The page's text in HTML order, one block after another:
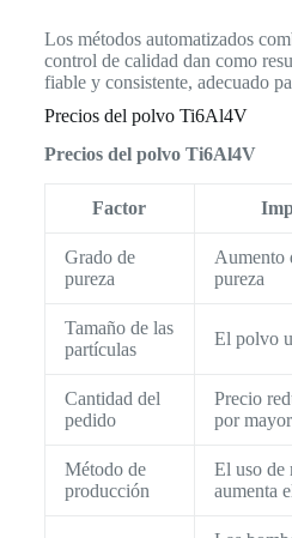
Los métodos automatizados
control de calidad dan como
fiable y consistente, adecuado
Precios del polvo Ti6Al4V
Precios del polvo Ti6Al4V
Factor
Grado de
pureza
Aumento
pureza
Tamaño de las
partículas
El polvo
Cantidad del
pedido
Precio
por mayor
Método de
producción
El uso de
aumenta